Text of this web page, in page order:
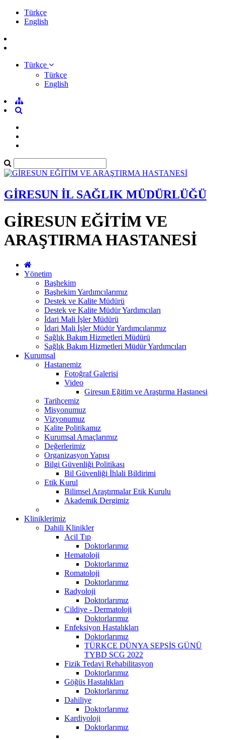
Türkçe
English
Türkçe
Türkçe
English
GİRESUN İL SAĞLIK MÜDÜRLÜĞÜ
GİRESUN EĞİTİM VE
ARAŞTIRMA HASTANESİ
Yönetim
Başhekim
Başhekim Yardımcılarımız
Destek ve Kalite Müdürü
Destek ve Kalite Müdür Yardımcıları
İdari Mali İşler Müdürü
İdari Mali İşler Müdür Yardımcılarımız
Sağlık Bakım Hizmetleri Müdürü
Sağlık Bakım Hizmetleri Müdür Yardımcıları
Kurumsal
Hastanemiz
Fotoğraf Galerisi
Video
Giresun Eğitim ve Araştırma Hastanesi
Tarihçemiz
Misyonumuz
Vizyonumuz
Kalite Politikamız
Kurumsal Amaçlarımız
Değerlerimiz
Organizasyon Yapısı
Bilgi Güvenliği Politikası
Bil Güvenliği İhlali Bildirimi
Etik Kurul
Bilimsel Araştırmalar Etik Kurulu
Akademik Dergimiz
Kliniklerimiz
Dahili Klinikler
Acil Tıp
Doktorlarımız
Hematoloji
Doktorlarımız
Romatoloji
Doktorlarımız
Radyoloji
Doktorlarımız
Cildiye - Dermatoloji
Doktorlarımız
Enfeksiyon Hastalıkları
Doktorlarımız
TÜRKCE DÜNYA SEPSİS GÜNÜ
TYBD SCG 2022
Fizik Tedavi Rehabilitasyon
Doktorlarımız
Göğüs Hastalıkları
Doktorlarımız
Dahiliye
Doktorlarımız
Kardiyoloji
Doktorlarımız